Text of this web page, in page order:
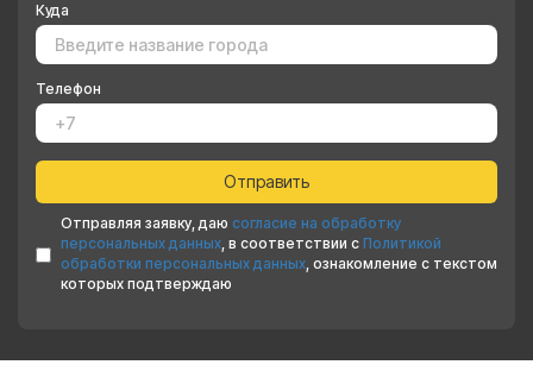
Куда
Телефон
Отправляя заявку, даю согласие на обработку
персональных данных, в соответствии с Политикой
обработки персональных данных, ознакомление с текстом
которых подтверждаю